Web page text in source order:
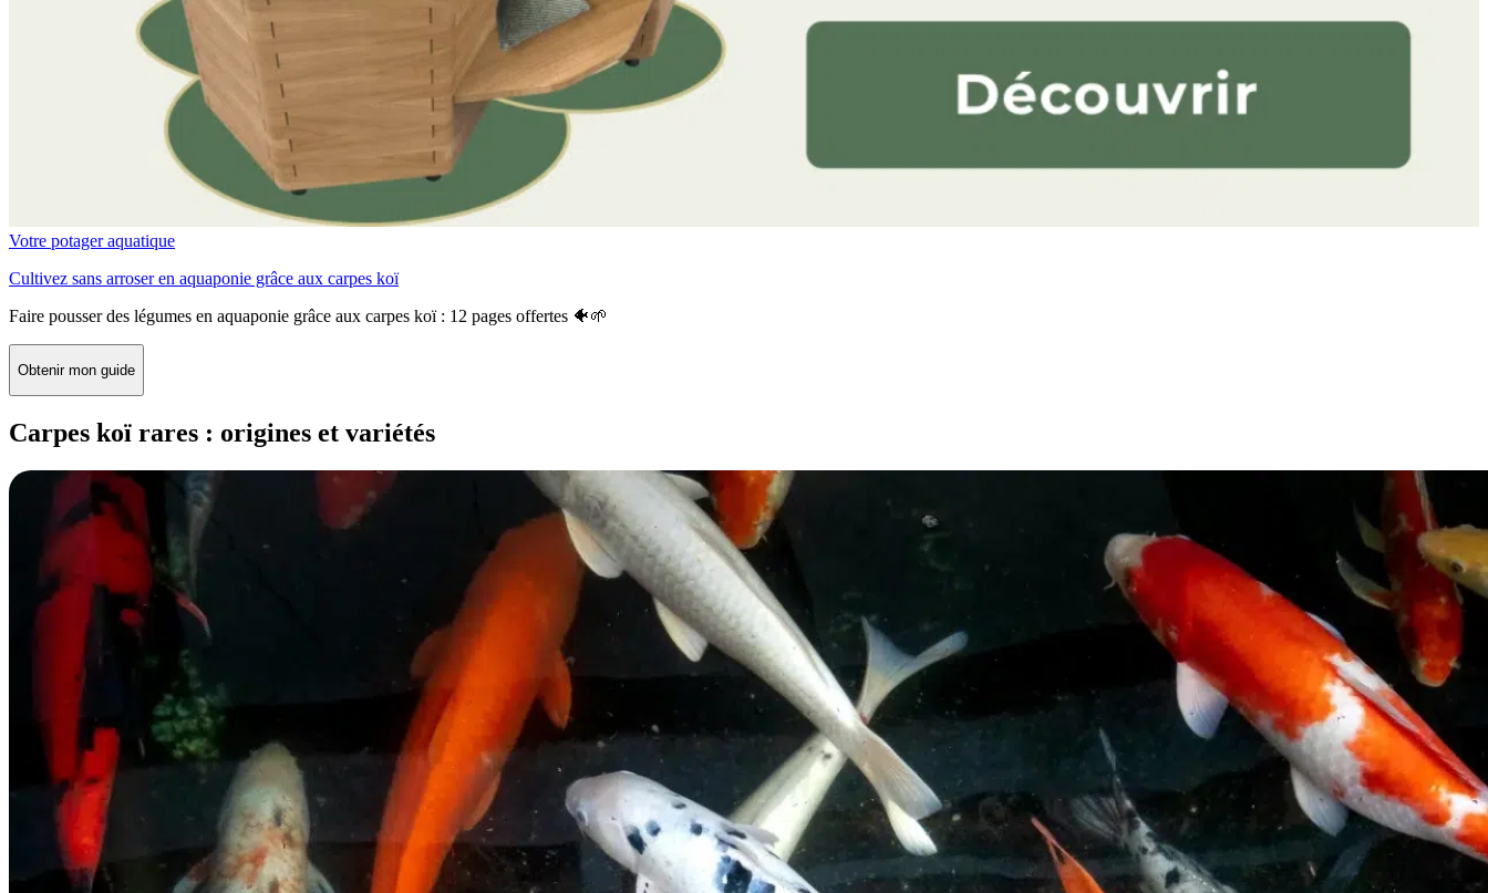
Votre potager aquatique
Cultivez sans arroser en aquaponie grâce aux carpes koï
Faire pousser des légumes en aquaponie grâce aux carpes koï : 12 pages offertes 🐠🌱
Obtenir mon guide
Carpes koï rares : origines et variétés